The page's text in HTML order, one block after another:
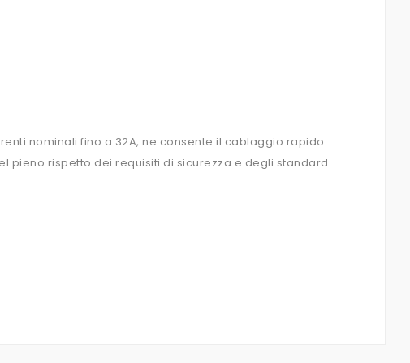
nominali fino a 32A, ne consente il cablaggio rapido
pieno rispetto dei requisiti di sicurezza e degli standard